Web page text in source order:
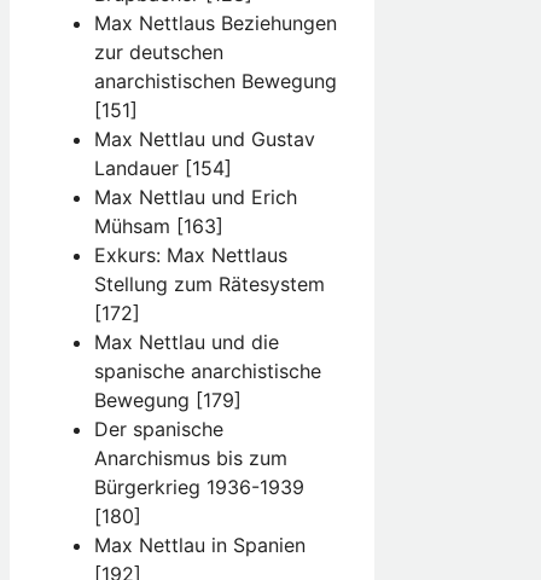
Max Nettlaus Beziehungen
zur deutschen
anarchistischen Bewegung
[151]
Max Nettlau und Gustav
Landauer [154]
Max Nettlau und Erich
Mühsam [163]
Exkurs: Max Nettlaus
Stellung zum Rätesystem
[172]
Max Nettlau und die
spanische anarchistische
Bewegung [179]
Der spanische
Anarchismus bis zum
Bürgerkrieg 1936-1939
[180]
Max Nettlau in Spanien
[192]